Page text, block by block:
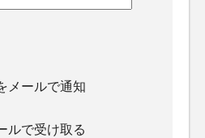
メールで通知
ルで受け取る